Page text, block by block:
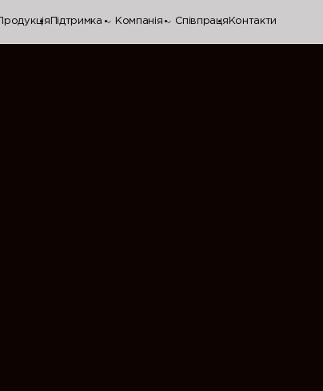
Продукція Підтримка Компанія Співпраця Контакти